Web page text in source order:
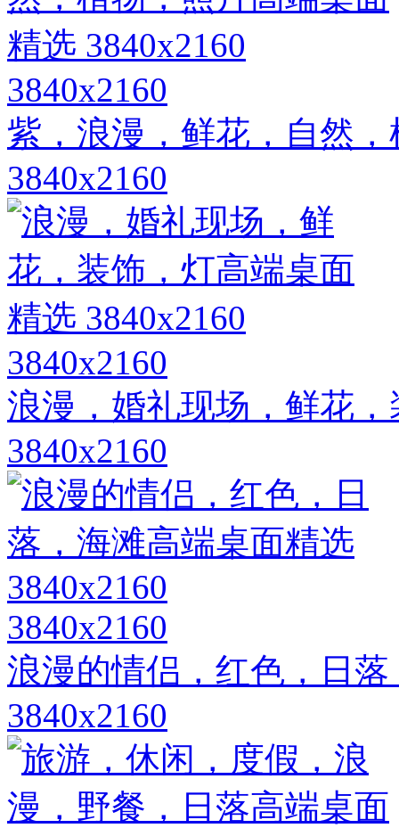
3840x2160
紫，浪漫，鲜花，自然
3840x2160
3840x2160
浪漫，婚礼现场，鲜花
3840x2160
3840x2160
浪漫的情侣，红色，日
3840x2160